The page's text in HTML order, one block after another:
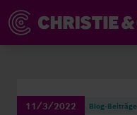
11/3/2022 Blog-Beiträge